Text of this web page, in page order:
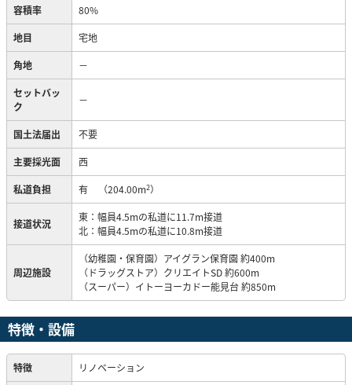
容積率 80%
地目 宅地
角地 －
セットバッ
ク
－
国土法届出 不要
主要採光面 西
私道負担 有 （204.00m2）
接道状況
東：幅員4.5mの私道に11.7m接道
北：幅員4.5mの私道に10.8m接道
周辺施設
（幼稚園・保育園）アイグラン保育園 約400m
（ドラッグストア）クリエイトSD 約600m
（スーパー）イトーヨーカドー能見台 約850m
特徴・設備
特徴 リノベーション